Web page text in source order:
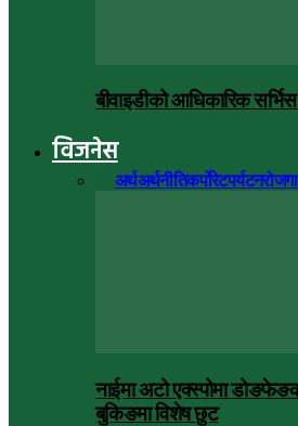
बीवाइडीको आधिकारिक
विजनेस
अर्थअर्थनीतिकर्पोरेटपर्यटन
नाईमा अटो एक्स्पोमा
बुकिङमा विशेष छुट